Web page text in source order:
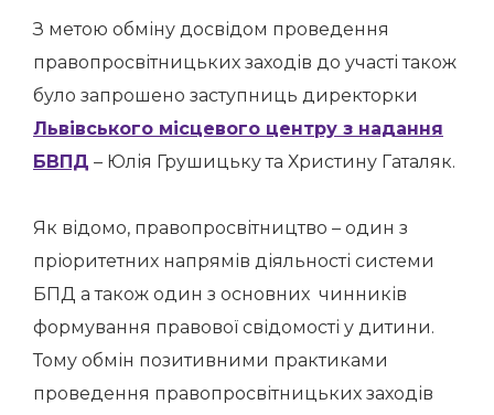
З метою обміну досвідом проведення
правопросвітницьких заходів до участі також
було запрошено заступниць директорки
Львівського місцевого центру з надання
БВПД – Юлія Грушицьку та Христину Гаталяк.
Як відомо, правопросвітництво – один з
пріоритетних напрямів діяльності системи
БПД а також один з основних чинників
формування правової свідомості у дитини.
Тому обмін позитивними практиками
проведення правопросвітницьких заходів